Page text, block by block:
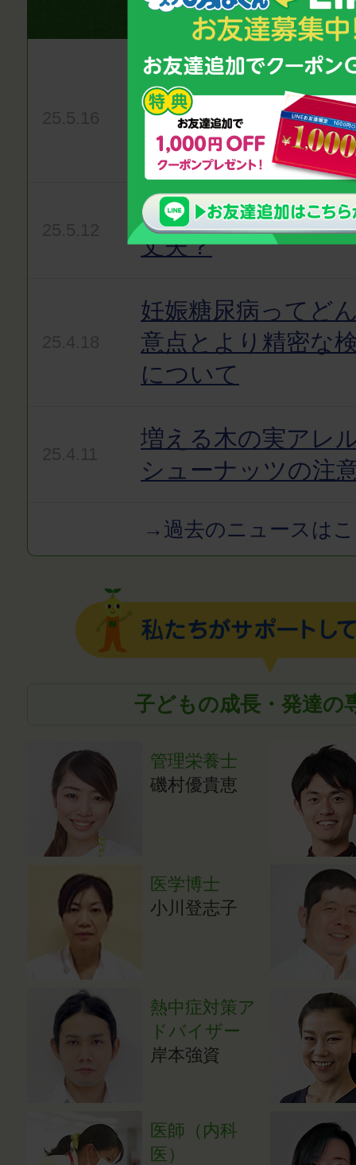
気になるニュースをお
絵本で子どもの薬
服薬コンプライア
て〜
子どもの慢性的な
丈夫？
妊娠糖尿病ってど
意点とより精密な
について
増える木の実アレ
シューナッツの注
→過去のニュースは
子どもの成長・発達の
管理栄養士
磯村優貴恵
医学博士
小川登志子
熱中症対策ア
ドバイザー
岸本強資
医師（内科
医）